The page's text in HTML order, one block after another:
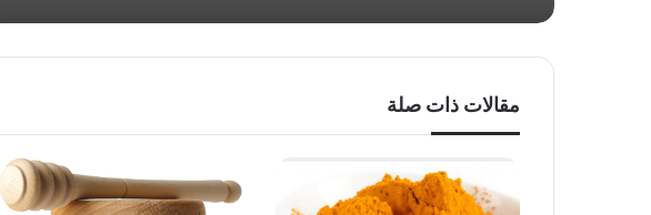
مقالات ذات صلة